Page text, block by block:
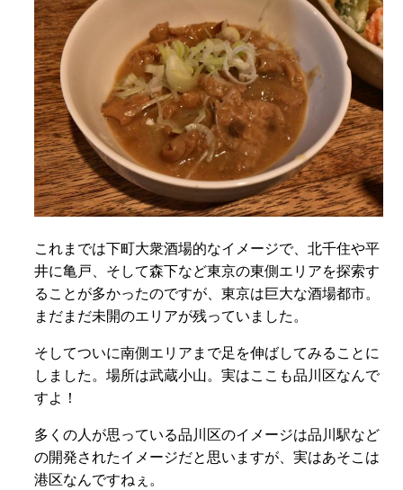
これまでは下町大衆酒場的なイメージで、北千住や平
井に亀戸、そして森下など東京の東側エリアを探索す
ることが多かったのですが、東京は巨大な酒場都市。
まだまだ未開のエリアが残っていました。
そしてついに南側エリアまで足を伸ばしてみることに
しました。場所は武蔵小山。実はここも品川区なんで
すよ！
多くの人が思っている品川区のイメージは品川駅など
の開発されたイメージだと思いますが、実はあそこは
港区なんですねぇ。